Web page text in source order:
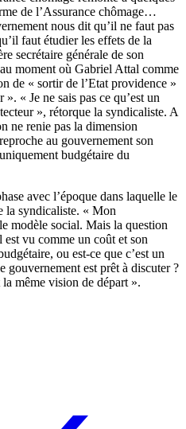
de l’Assurance chômage…
nous dit qu’il ne faut pas
faut étudier les effets de la
secrétaire générale de son
moment où Gabriel Attal comme
de « sortir de l’Etat providence »
« Je ne sais pas ce qu’est un
», rétorque la syndicaliste. A
ne renie pas la dimension
au gouvernement son
budgétaire du
avec l’époque dans laquelle le
la syndicaliste. « Mon
modèle social. Mais la question
est vu comme un coût et son
ou est-ce que c’est un
gouvernement est prêt à discuter ?
la même vision de départ ».